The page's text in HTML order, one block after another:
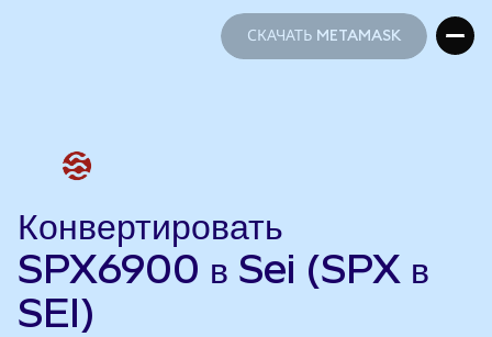
СКАЧАТЬ METAMASK
Конвертировать
SPX6900 в Sei (SPX в
SEI)